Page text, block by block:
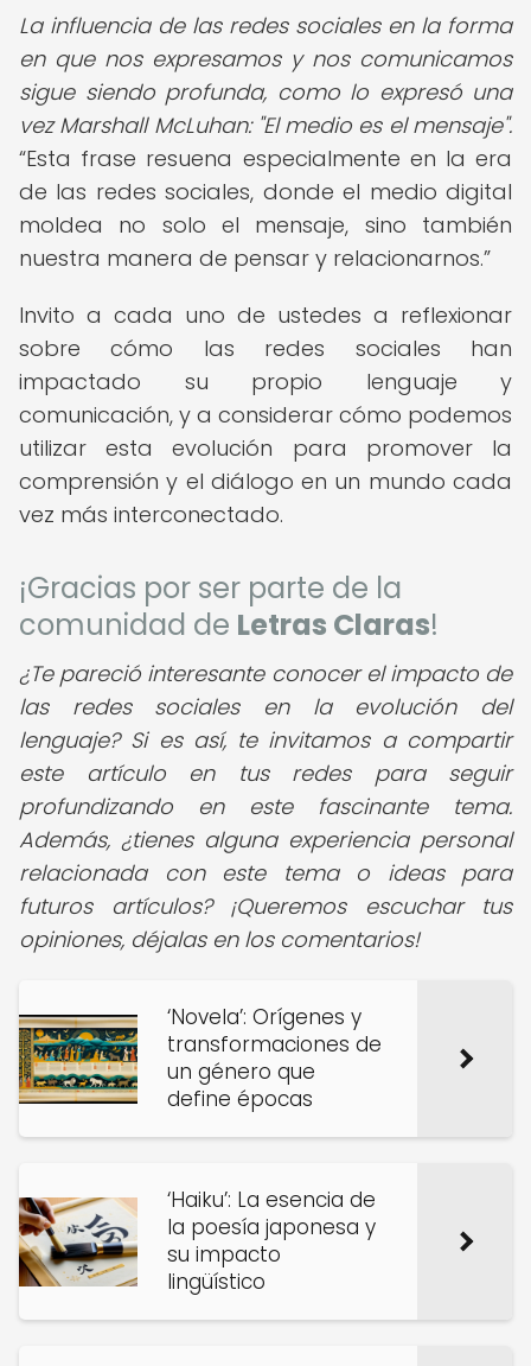
La influencia de las redes sociales en la forma
en que nos expresamos y nos comunicamos
sigue siendo profunda, como lo expresó una
vez Marshall McLuhan: "El medio es el mensaje".
Esta frase resuena especialmente en la era
de las redes sociales, donde el medio digital
moldea no solo el mensaje, sino también
nuestra manera de pensar y relacionarnos.
Invito a cada uno de ustedes a reflexionar
sobre cómo las redes sociales han
impactado su propio lenguaje y
comunicación, y a considerar cómo podemos
utilizar esta evolución para promover la
comprensión y el diálogo en un mundo cada
vez más interconectado.
¡Gracias por ser parte de la
comunidad de Letras Claras!
¿Te pareció interesante conocer el impacto de
las redes sociales en la evolución del
lenguaje? Si es así, te invitamos a compartir
este artículo en tus redes para seguir
profundizando en este fascinante tema.
Además, ¿tienes alguna experiencia personal
relacionada con este tema o ideas para
futuros artículos? ¡Queremos escuchar tus
opiniones, déjalas en los comentarios!
‘Novela’: Orígenes y
transformaciones de
un género que
define épocas
‘Haiku’: La esencia de
la poesía japonesa y
su impacto
lingüístico